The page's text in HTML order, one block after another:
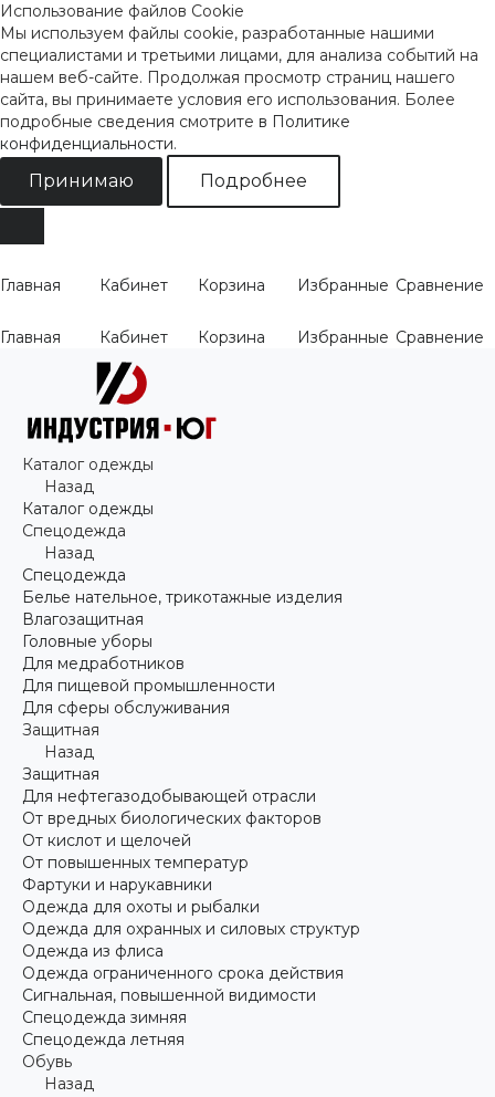
Использование файлов Cookie
Мы используем файлы cookie, разработанные нашими
специалистами и третьими лицами, для анализа событий на
нашем веб-сайте. Продолжая просмотр страниц нашего
сайта, вы принимаете условия его использования. Более
подробные сведения смотрите в Политике
конфиденциальности.
Принимаю Подробнее
Главная Кабинет Корзина Избранные Сравнение
Главная Кабинет Корзина Избранные Сравнение
Каталог одежды
Назад
Каталог одежды
Спецодежда
Назад
Спецодежда
Белье нательное, трикотажные изделия
Влагозащитная
Головные уборы
Для медработников
Для пищевой промышленности
Для сферы обслуживания
Защитная
Назад
Защитная
Для нефтегазодобывающей отрасли
От вредных биологических факторов
От кислот и щелочей
От повышенных температур
Фартуки и нарукавники
Одежда для охоты и рыбалки
Одежда для охранных и силовых структур
Одежда из флиса
Одежда ограниченного срока действия
Сигнальная, повышенной видимости
Спецодежда зимняя
Спецодежда летняя
Обувь
Назад